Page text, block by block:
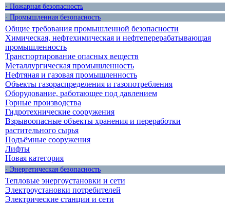
· Пожарная безопасность
· Промышленная безопасность
Общие требования промышленной безопасности
Химическая, нефтехимическая и нефтеперерабатывающая
промышленность
Транспортирование опасных веществ
Металлургическая промышленность
Нефтяная и газовая промышленность
Объекты газораспределения и газопотребления
Оборудование, работающее под давлением
Горные производства
Гидротехнические сооружения
Взрывоопасные объекты хранения и переработки
растительного сырья
Подъёмные сооружения
Лифты
Новая категория
· Энергетическая безопасность
Тепловые энергоустановки и сети
Электроустановки потребителей
Электрические станции и сети